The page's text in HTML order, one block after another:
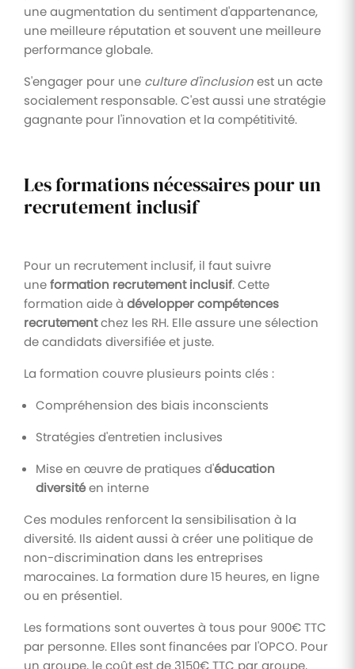
une augmentation du sentiment d'appartenance,
une meilleure réputation et souvent une meilleure
performance globale.
S'engager pour une culture d'inclusionest un acte
socialement responsable. C'est aussi une stratégie
gagnante pour l'innovation et la compétitivité.
Les formations nécessaires pour un
recrutement inclusif
Pour un recrutement inclusif, il faut suivre
uneformation recrutement inclusif. Cette
formation aide à développer compétences
recrutementchez les RH. Elle assure une sélection
de candidats diversifiée et juste.
La formation couvre plusieurs points clés :
Compréhension des biais inconscients
Stratégies d'entretien inclusives
Mise en œuvre de pratiques d'éducation
diversitéen interne
Ces modules renforcent la sensibilisation à la
diversité. Ils aident aussi à créer une politique de
non-discrimination dans les entreprises
marocaines. La formation dure 15 heures, en ligne
ou en présentiel.
Les formations sont ouvertes à tous pour 900€ TTC
par personne. Elles sont financées par l'OPCO. Pour
un groupe, le coût est de 3150€ TTC par groupe,